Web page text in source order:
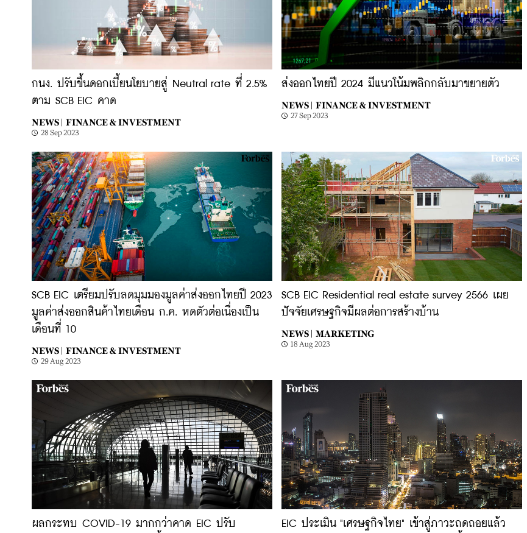
กนง. ปรับขึ้นดอกเบี้ยนโยบายสู่ Neutral rate ที่ 2.5%
ตาม SCB EIC คาด
NEWS | FINANCE & INVESTMENT
28 Sep 2023
ส่งออกไทยปี 2024 มีแนวโน้มพลิกกลับมาขยายตัว
NEWS | FINANCE & INVESTMENT
27 Sep 2023
SCB EIC เตรียมปรับลดมุมมองมูลค่าส่งออกไทยปี 2023
มูลค่าส่งออกสินค้าไทยเดือน ก.ค. หดตัวต่อเนื่องเป็น
เดือนที่ 10
NEWS | FINANCE & INVESTMENT
29 Aug 2023
SCB EIC Residential real estate survey 2566 เผย
ปัจจัยเศรษฐกิจมีผลต่อการสร้างบ้าน
NEWS | MARKETING
18 Aug 2023
ผลกระทบ COVID-19 มากกว่าคาด EIC ปรับ
EIC ประเมิน "เศรษฐกิจไทย" เข้าสู่ภาวะถดถอยแล้ว